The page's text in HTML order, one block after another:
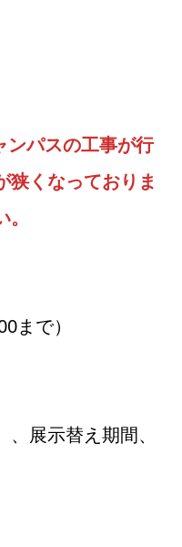
パスの工事が行
狭くなっておりま
まで）
展示替え期間、